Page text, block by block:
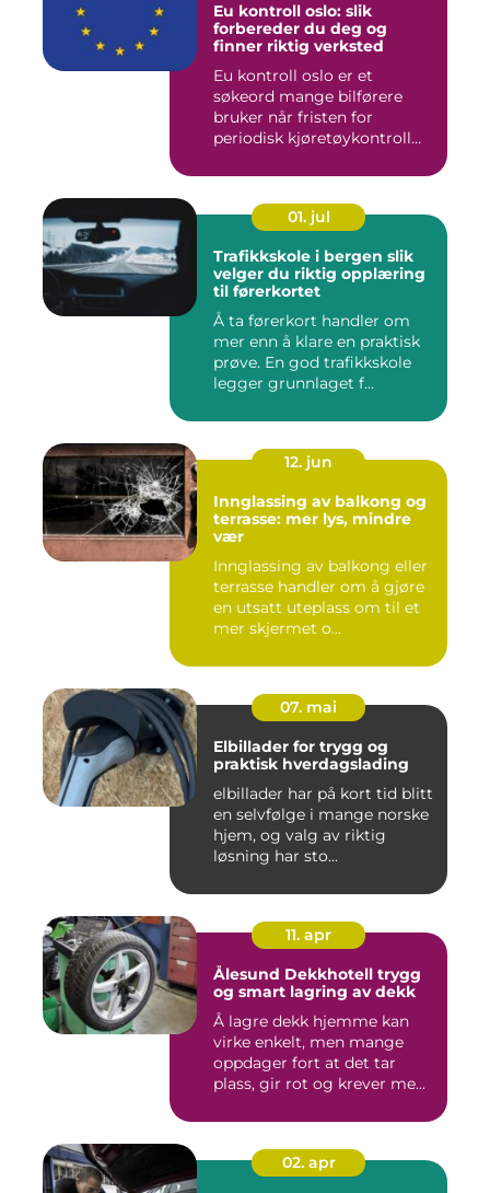
Eu kontroll oslo: slik
forbereder du deg og
finner riktig verksted
Eu kontroll oslo er et
søkeord mange bilførere
bruker når fristen for
periodisk kjøretøykontroll
01. jul
Trafikkskole i bergen slik
velger du riktig opplæring
til førerkortet
Å ta førerkort handler om
mer enn å klare en praktisk
prøve. En god trafikkskole
legger grunnlaget f...
12. jun
Innglassing av balkong og
terrasse: mer lys, mindre
vær
Innglassing av balkong eller
terrasse handler om å gjøre
en utsatt uteplass om til et
mer skjermet o...
07. mai
Elbillader for trygg og
praktisk hverdagslading
elbillader har på kort tid blitt
en selvfølge i mange norske
hjem, og valg av riktig
løsning har sto...
11. apr
Ålesund Dekkhotell trygg
og smart lagring av dekk
Å lagre dekk hjemme kan
virke enkelt, men mange
oppdager fort at det tar
plass, gir rot og krever me...
02. apr